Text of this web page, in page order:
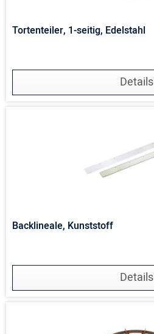
Tortenteiler, 1-seitig, Edelstahl
Details
Backlineale, Kunststoff
Details